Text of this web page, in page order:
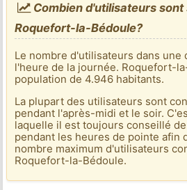
Combien d'utilisateurs
Roquefort-la-Bédoule?
Le nombre d'utilisateurs dans une
l'heure de la journée. Roquefort-
population de 4.946 habitants.
La plupart des utilisateurs sont
pendant l'après-midi et le soir.
laquelle il est toujours conseillé
pendant les heures de pointe afin
nombre maximum d'utilisateurs
Roquefort-la-Bédoule.